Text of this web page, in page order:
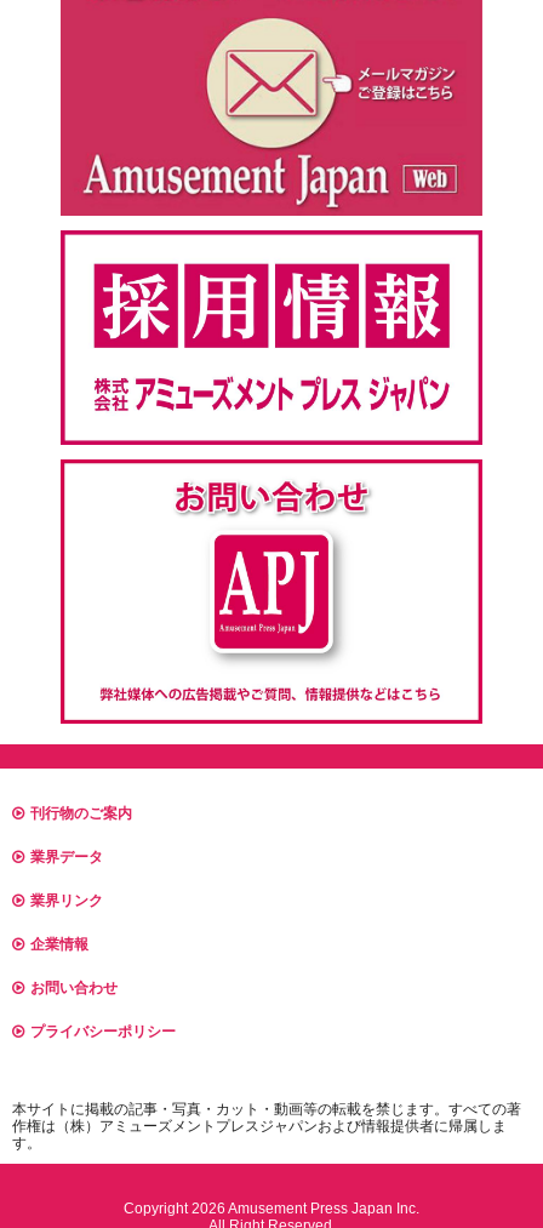
刊行物のご案内
業界データ
業界リンク
企業情報
お問い合わせ
プライバシーポリシー
本サイトに掲載の記事・写真・カット・動画等の転載を禁じます。すべての著
作権は（株）アミューズメントプレスジャパンおよび情報提供者に帰属しま
す。
Copyright 2026 Amusement Press Japan Inc.